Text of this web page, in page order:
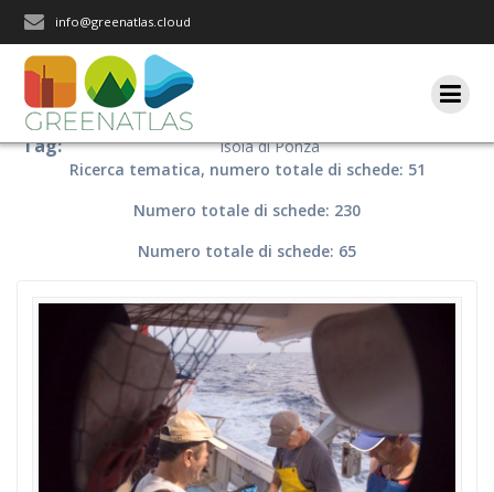
info@greenatlas.cloud
Tag:
Isola di Ponza
Ricerca tematica, numero totale di schede: 51
Numero totale di schede: 230
Numero totale di schede: 65